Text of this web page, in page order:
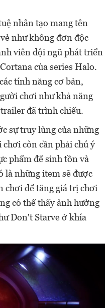
nhân tạo mang tên
như không đơn độc
viên đội ngũ phát triển
của series Halo.
tính năng cơ bản,
chơi như khả năng
đã trình chiếu.
sự truy lùng của những
còn cần phải chú ý
phẩm để sinh tồn và
là những item sẽ được
chơi để tăng giá trị chơi
có thể thấy ảnh hưởng
Don't Starve ở khía